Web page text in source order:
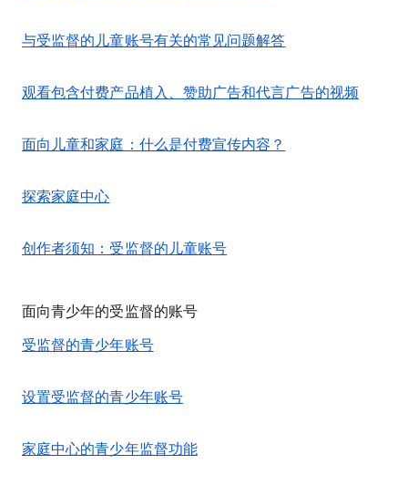
与受监督的儿童账号有关的常见问题解答
观看包含付费产品植入、赞助广告和代言广告的视频
面向儿童和家庭：什么是付费宣传内容？
探索家庭中心
创作者须知：受监督的儿童账号
面向青少年的受监督的账号
受监督的青少年账号
设置受监督的青少年账号
家庭中心的青少年监督功能